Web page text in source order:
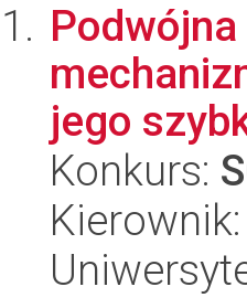
jego
Konkurs: